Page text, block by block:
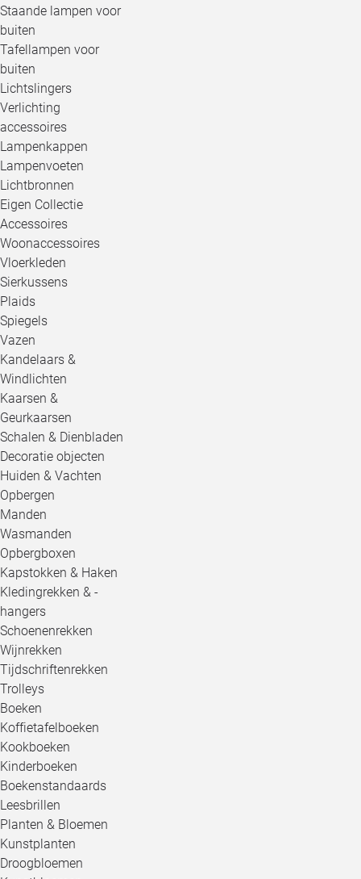
Staande lampen voor
buiten
Tafellampen voor
buiten
Lichtslingers
Verlichting
accessoires
Lampenkappen
Lampenvoeten
Lichtbronnen
Eigen Collectie
Accessoires
Woonaccessoires
Vloerkleden
Sierkussens
Plaids
Spiegels
Vazen
Kandelaars &
Windlichten
Kaarsen &
Geurkaarsen
Schalen & Dienbladen
Decoratie objecten
Huiden & Vachten
Opbergen
Manden
Wasmanden
Opbergboxen
Kapstokken & Haken
Kledingrekken & -
hangers
Schoenenrekken
Wijnrekken
Tijdschriftenrekken
Trolleys
Boeken
Koffietafelboeken
Kookboeken
Kinderboeken
Boekenstandaards
Leesbrillen
Planten & Bloemen
Kunstplanten
Droogbloemen